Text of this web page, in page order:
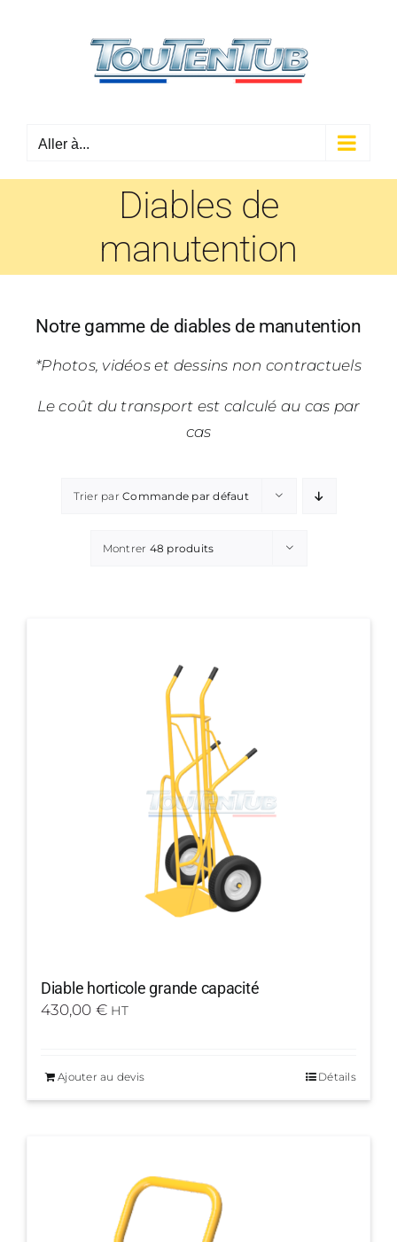
Aller à...
Diables de
manutention
Notre gamme de diables de manutention
*Photos, vidéos et dessins non contractuels
Le coût du transport est calculé au cas par
cas
Trier parCommande par défaut
Montrer 48 produits
Diable horticole grande capacité
430,00 € HT
Ajouter au devis Détails